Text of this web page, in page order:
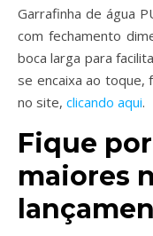
Garrafinha de água
com fechamento
boca larga para
se encaixa ao toque,
no site, clicando aqui.
Fique
maiores